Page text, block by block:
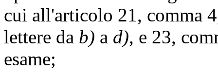
cui all'articolo 21, comma
lettere da b) a d), e 23,
esame;